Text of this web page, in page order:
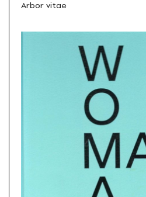
Arbor vitae